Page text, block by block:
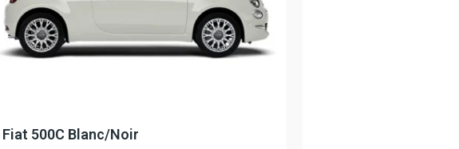
Fiat 500C Blanc/Noir